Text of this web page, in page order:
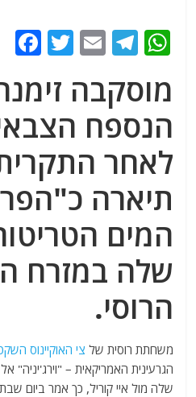
W
at
s
A
p
p
T
e
g
ra
m
E
ai
l
T
itt
er
c
e
o
o
k
מוסקבה
הנספח
לאחר
תיארה
המים
שלה במזרח
הרוסי.
משחתת רוסית של צי האוקיינוס
הגרעינית האמריקאית – "וירג'יניה"
שלה מול איי קוריל, כך אמר ביום